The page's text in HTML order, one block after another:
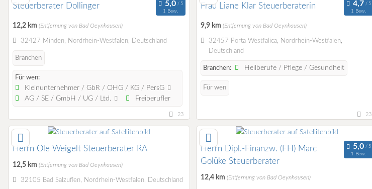
Steuerberater Dollinger
1 Bew.
12,2 km (Entfernung von Bad Oeynhausen)
32427 Minden, Nordrhein-Westfalen, Deutschland
Branchen
Für wen:
Kleinunternehmer / GbR / OHG / KG / PersG
AG / SE / GmbH / UG / Ltd.
Freiberufler
23
Frau Liane Klar Steuerberaterin
1 Bew.
9,9 km (Entfernung von Bad Oeynhausen)
32457 Porta Westfalica, Nordrhein-Westfalen,
Deutschland
Branchen: Heilberufe / Pflege / Gesundheit
Für wen
23
Herrn Ole Weigelt Steuerberater RA
12,5 km (Entfernung von Bad Oeynhausen)
32105 Bad Salzuflen, Nordrhein-Westfalen, Deutschland
Herrn Dipl.-Finanzw. (FH) Marc
Golüke Steuerberater
1 Bew.
12,4 km (Entfernung von Bad Oeynhausen)